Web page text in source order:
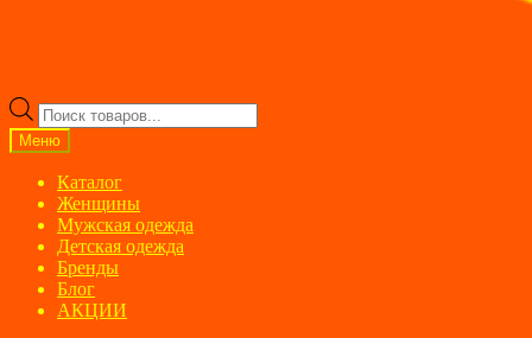
Поиск
товаров
Меню
Каталог
Женщины
Мужская одежда
Детская одежда
Бренды
Блог
АКЦИИ